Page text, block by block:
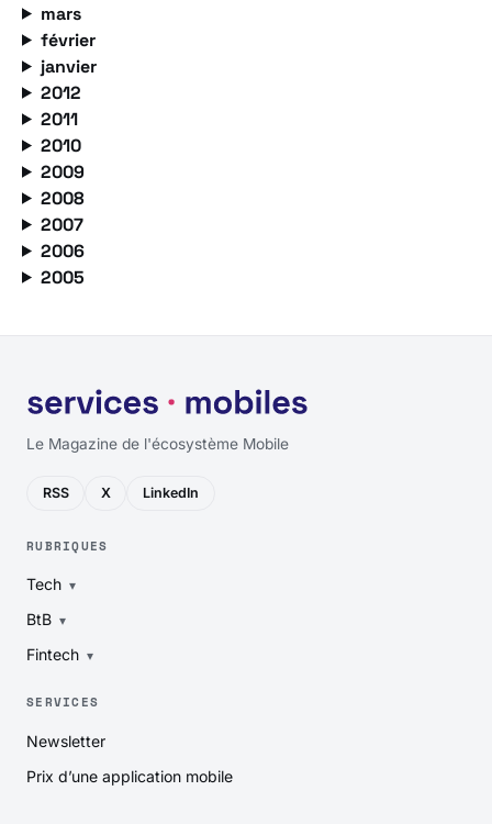
mars
février
janvier
2012
2011
2010
2009
2008
2007
2006
2005
Le Magazine de l'écosystème Mobile
RSS X LinkedIn
RUBRIQUES
Tech
BtB
Fintech
SERVICES
Newsletter
Prix d’une application mobile